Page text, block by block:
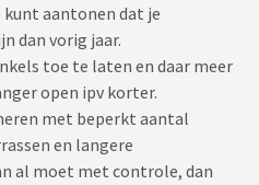
aantonen dat je
dan vorig jaar.
toe te laten en daar meer
open ipv korter.
met beperkt aantal
en langere
al moet met controle, dan